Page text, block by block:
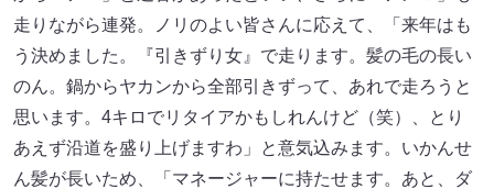
走りながら連発。ノリのよい皆さんに応えて、「来年はも
う決めました。『引きずり女』で走ります。髪の毛の長い
のん。鍋からヤカンから全部引きずって、あれで走ろうと
思います。4キロでリタイアかもしれんけど（笑）、とり
あえず沿道を盛り上げますわ」と意気込みます。いかんせ
ん髪が長いため、「マネージャーに持たせます。あと、ダ